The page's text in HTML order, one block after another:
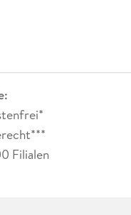
Filialen